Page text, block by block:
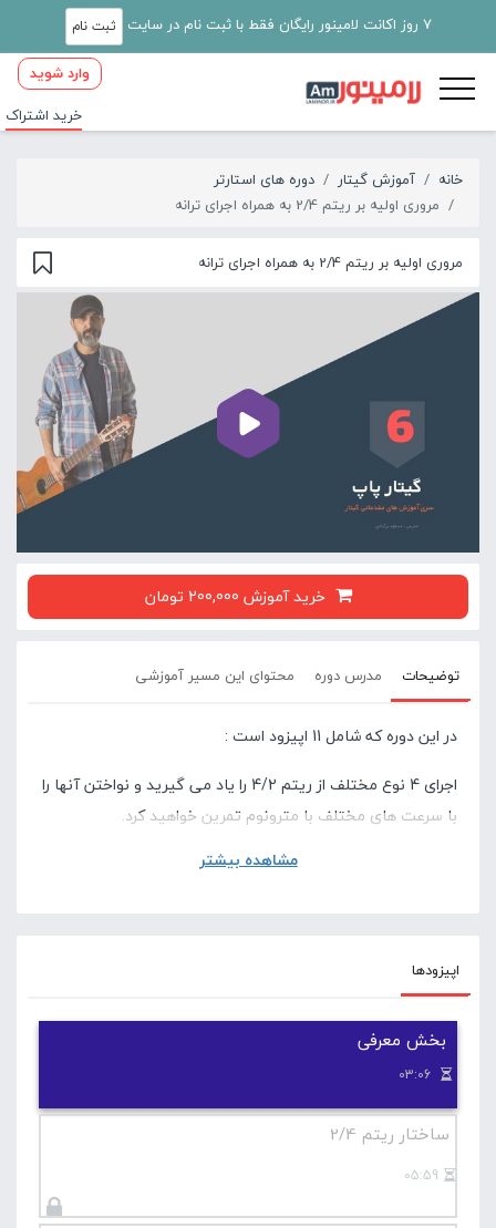
7 روز اکانت لامینور رایگان فقط با ثبت نام در سایت ثبت نام
وارد شوید
خرید اشتراک
خانه آموزش گیتار
دوره های استارتر
مروری اولیه بر ریتم 2/4 به همراه اجرای ترانه
مروری اولیه بر ریتم 2/4 به همراه اجرای ترانه
03:49
خرید آموزش 200,000 تومان
توضیحات مدرس دوره محتوای این مسیر آموزشی
در این دوره که شامل 11 اپیزود است :
اجرای 4 نوع مختلف از ریتم 4/2 را یاد می گیرید و نواختن آنها را
با سرعت های مختلف با مترونوم تمرین خواهید کرد.
ترانه های " یه نیمکت تنها"، " شب بود، بیابان بود" و " شرقی
با آکورد سُل ماژور و می ماژور7 آشنا می شوید و
نت دولاچنگ را در ریتم 4/2 خواهید آموخت.
مشاهده بیشتر
اپیزودها
بخش معرفی
ساختار ریتم 2/4
05:59